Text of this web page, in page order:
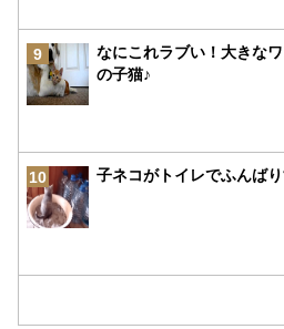
9
なにこれラブい！大きな
の子猫♪
10 子ネコがトイレでふんば